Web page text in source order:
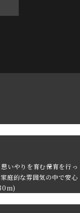
いやりを育む保育を行っ
庭的な雰囲気の中で安心